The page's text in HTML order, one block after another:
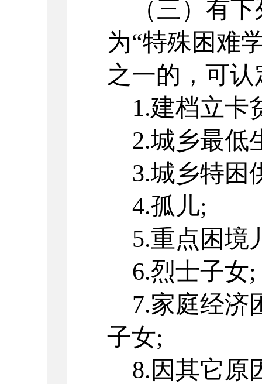
（三）有
为“特殊困难
之一的，可
1.建档立卡
2.城乡最低
3.城乡特困
4.孤儿;
5.重点困境
6.烈士子女;
7.家庭经济
子女;
8.因其它原